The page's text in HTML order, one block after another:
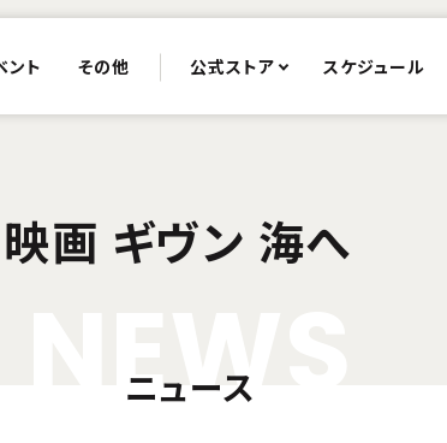
ント その他 公式ストア スケジュール
映画 ギヴン 海へ
EW
ニュース